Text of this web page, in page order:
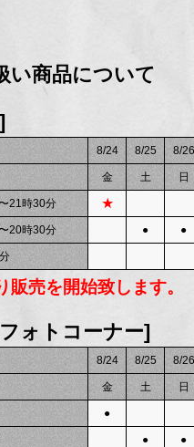
い商品について
8/24 8/25 8/26
金 土 日
21時30分 ★
20時30分 ● ●
売を開始致します。
ォトコーナー]
8/24 8/25 8/26
金 土 日
●
● ●